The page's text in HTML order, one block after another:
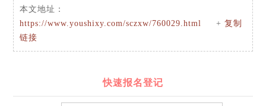
本文地址：
https://www.youshixy.com/sczxw/760029.html
+复制
链接
快速报名登记